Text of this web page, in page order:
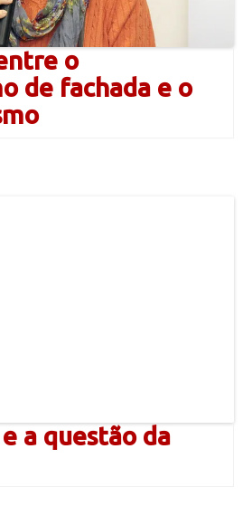
o
de fachada e o
a questão da